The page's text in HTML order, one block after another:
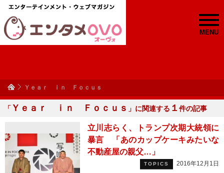
MENU
Ｙｅａｒ ｉｎ Ｆｏｃｕｓ
「 Ｙｅａｒ ｉｎ Ｆｏｃｕｓ 」に関連する １ 件の記事
立川志らく、トランプ次期大統領に
暴言 「あのカップケーキみたいな
不動産屋の親父…」
TOPICS 2016年12月1日